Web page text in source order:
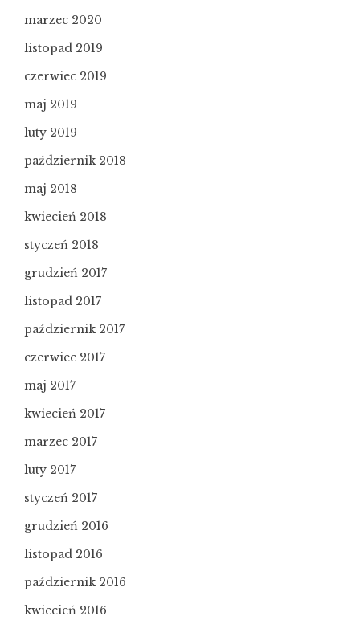
marzec 2020
listopad 2019
czerwiec 2019
maj 2019
luty 2019
październik 2018
maj 2018
kwiecień 2018
styczeń 2018
grudzień 2017
listopad 2017
październik 2017
czerwiec 2017
maj 2017
kwiecień 2017
marzec 2017
luty 2017
styczeń 2017
grudzień 2016
listopad 2016
październik 2016
kwiecień 2016